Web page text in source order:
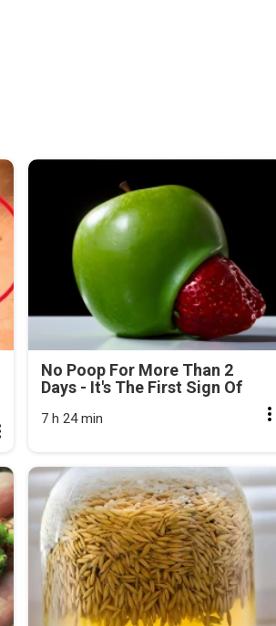
No Poop For More Than 2
Days - It's The First Sign Of
7 h 24 min